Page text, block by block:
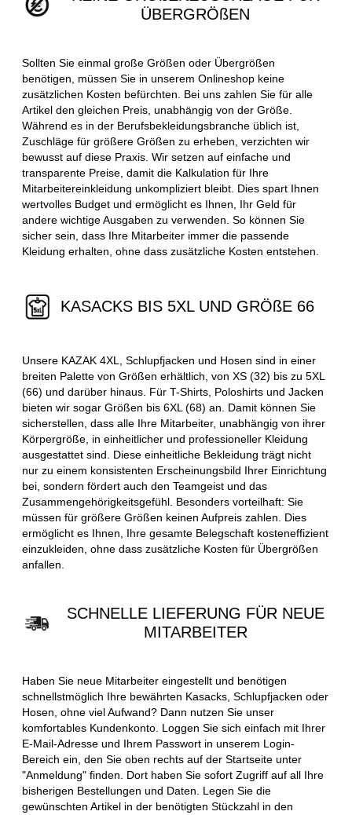
ÜBERGRÖßEN
Sollten Sie einmal große Größen oder Übergrößen
benötigen, müssen Sie in unserem Onlineshop keine
zusätzlichen Kosten befürchten. Bei uns zahlen Sie für alle
Artikel den gleichen Preis, unabhängig von der Größe.
Während es in der Berufsbekleidungsbranche üblich ist,
Zuschläge für größere Größen zu erheben, verzichten wir
bewusst auf diese Praxis. Wir setzen auf einfache und
transparente Preise, damit die Kalkulation für Ihre
Mitarbeitereinkleidung unkompliziert bleibt. Dies spart Ihnen
wertvolles Budget und ermöglicht es Ihnen, Ihr Geld für
andere wichtige Ausgaben zu verwenden. So können Sie
sicher sein, dass Ihre Mitarbeiter immer die passende
Kleidung erhalten, ohne dass zusätzliche Kosten entstehen.
KASACKS BIS 5XL UND GRÖßE 66
Unsere KAZAK 4XL, Schlupfjacken und Hosen sind in einer
breiten Palette von Größen erhältlich, von XS (32) bis zu 5XL
(66) und darüber hinaus. Für T-Shirts, Poloshirts und Jacken
bieten wir sogar Größen bis 6XL (68) an. Damit können Sie
sicherstellen, dass alle Ihre Mitarbeiter, unabhängig von ihrer
Körpergröße, in einheitlicher und professioneller Kleidung
ausgestattet sind. Diese einheitliche Bekleidung trägt nicht
nur zu einem konsistenten Erscheinungsbild Ihrer Einrichtung
bei, sondern fördert auch den Teamgeist und das
Zusammengehörigkeitsgefühl. Besonders vorteilhaft: Sie
müssen für größere Größen keinen Aufpreis zahlen. Dies
ermöglicht es Ihnen, Ihre gesamte Belegschaft kosteneffizient
einzukleiden, ohne dass zusätzliche Kosten für Übergrößen
anfallen.
SCHNELLE LIEFERUNG FÜR NEUE
MITARBEITER
Haben Sie neue Mitarbeiter eingestellt und benötigen
schnellstmöglich Ihre bewährten Kasacks, Schlupfjacken oder
Hosen, ohne viel Aufwand? Dann nutzen Sie unser
komfortables Kundenkonto. Loggen Sie sich einfach mit Ihrer
E-Mail-Adresse und Ihrem Passwort in unserem Login-
Bereich ein, den Sie oben rechts auf der Startseite unter
"Anmeldung" finden. Dort haben Sie sofort Zugriff auf all Ihre
bisherigen Bestellungen und Daten. Legen Sie die
gewünschten Artikel in der benötigten Stückzahl in den